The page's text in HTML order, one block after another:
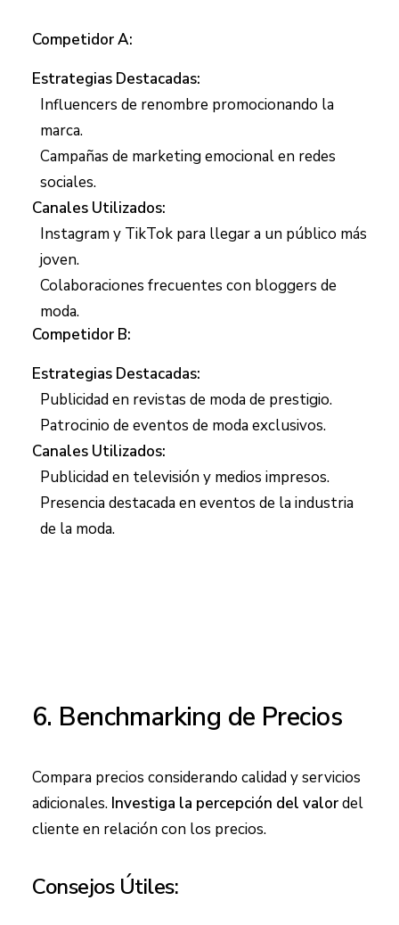
Competidor A:
Estrategias Destacadas:
Influencers de renombre promocionando la
marca.
Campañas de marketing emocional en redes
sociales.
Canales Utilizados:
Instagram y TikTok para llegar a un público más
joven.
Colaboraciones frecuentes con bloggers de
moda.
Competidor B:
Estrategias Destacadas:
Publicidad en revistas de moda de prestigio.
Patrocinio de eventos de moda exclusivos.
Canales Utilizados:
Publicidad en televisión y medios impresos.
Presencia destacada en eventos de la industria
de la moda.
6. Benchmarking de Precios
Compara precios considerando calidad y servicios
adicionales. Investiga la percepción del valordel
cliente en relación con los precios.
Consejos Útiles: